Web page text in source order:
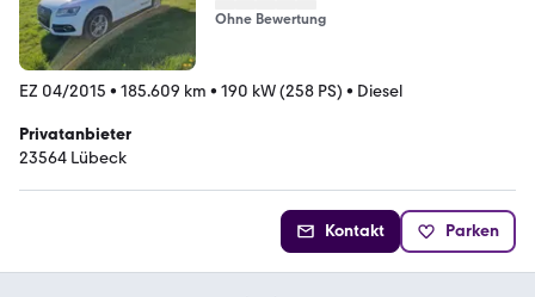
Ohne Bewertung
EZ 04/2015 • 185.609 km • 190 kW (258 PS) • Diesel
Privatanbieter
23564 Lübeck
Kontakt Parken